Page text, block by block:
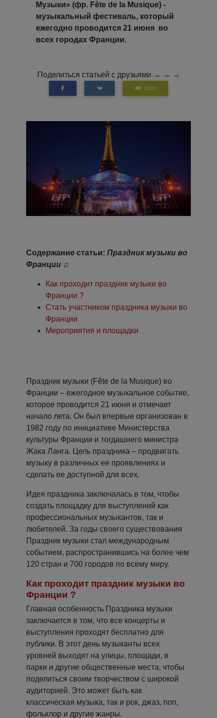
Музыки» (фр. Fête de la Musique) -
музыкальный фестиваль, который
ежегодно проводится 21 июня во
всех городах Франции.
Поделиться статьей с друзьями → → →
1000
Содержание статьи: Праздник музыки во
Франции ♫
Как проходит праздник музыки во
Франции ?
Cтать участником праздника музыки во
Франции
Мероприятия и площадки
Праздник музыки (Fête de la Musique) во
Франции – ежегодное музыкальное событие,
которое проводится 21 июня и отмечает
начало лета. Он был впервые организован в
1982 году по инициативе Министерства
культуры Франции и тогдашнего министра
Жака Ланга. Цель праздника – продвигать
музыку в различных ее проявлениях и
сделать ее доступной для всех.
Идея праздника заключалась в том, чтобы
создать площадку для выступлений как
профессиональных музыкантов, так и
любителей. За годы своего существования
Праздник музыки стал международным
событием, распространившись на более чем
120 стран и 700 городов по всему миру.
Как проходит праздник музыки во
Франции ?
Главная особенность Праздника музыки
заключается в том, что все концерты и
выступления проходят бесплатно для
публики. В этот день музыканты всех
уровней выходят на улицы, площади, в
парки и другие общественные места, чтобы
поделиться своим творчеством с широкой
аудиторией. Это может быть как
классическая музыка, так и рок, джаз, поп,
фольклор и другие жанры.